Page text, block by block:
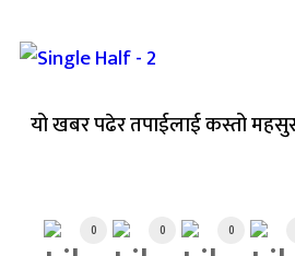
यो खबर पढेर तपाईलाई कस्तो
0 0 0